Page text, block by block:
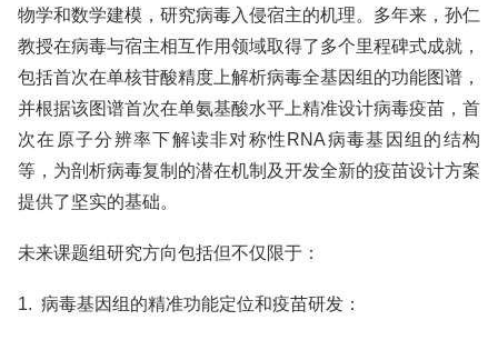
物学和数学建模，研究病毒入侵宿主的机理。多年来，孙仁
教授在病毒与宿主相互作用领域取得了多个里程碑式成就，
包括首次在单核苷酸精度上解析病毒全基因组的功能图谱，
并根据该图谱首次在单氨基酸水平上精准设计病毒疫苗，首
次在原子分辨率下解读非对称性RNA病毒基因组的结构
等，为剖析病毒复制的潜在机制及开发全新的疫苗设计方案
提供了坚实的基础。
未来课题组研究方向包括但不仅限于：
1. 病毒基因组的精准功能定位和疫苗研发：